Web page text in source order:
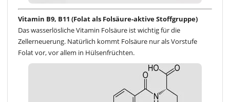
Vitamin B9, B11 (Folat als Folsäure-aktive Stoffgruppe)
Das wasserlösliche Vitamin Folsäure ist wichtig für die
Zellerneuerung. Natürlich kommt Folsäure nur als Vorstufe
Folat vor, vor allem in Hülsenfrüchten.